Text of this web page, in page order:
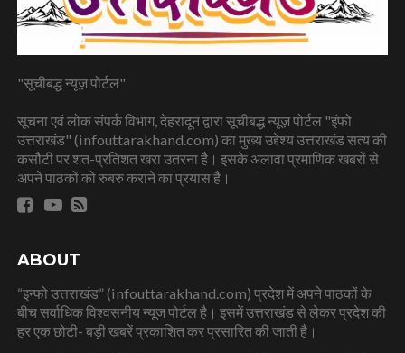
"सूचीबद्ध न्यूज़ पोर्टल"
सूचना एवं लोक संपर्क विभाग, देहरादून द्वारा सूचीबद्ध न्यूज़ पोर्टल "इंफो
उत्तराखंड" (infouttarakhand.com) का मुख्य उद्देश्य उत्तराखंड सत्य की
कसौटी पर शत-प्रतिशत खरा उतरना है। इसके अलावा प्रमाणिक खबरों से
अपने पाठकों को रुबरु कराने का प्रयास है।
ABOUT
“इन्फो उत्तराखंड” (infouttarakhand.com) प्रदेश में अपने पाठकों के
बीच सर्वाधिक विश्वसनीय न्यूज पोर्टल है। इसमें उत्तराखंड से लेकर प्रदेश की
हर एक छोटी- बड़ी खबरें प्रकाशित कर प्रसारित की जाती है।